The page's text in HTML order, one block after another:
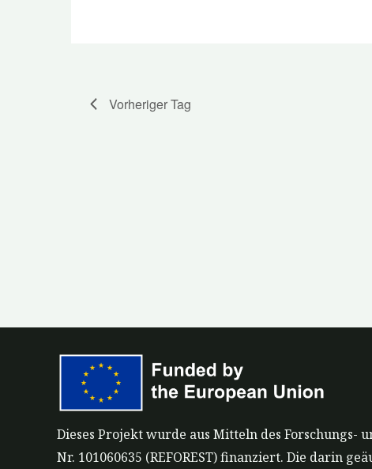
Vorheriger Tag
Dieses Projekt wurde aus Mitteln des
Nr. 101060635 (REFOREST) finanziert. Die darin